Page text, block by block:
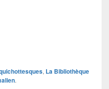
, La Bibliothèque
.